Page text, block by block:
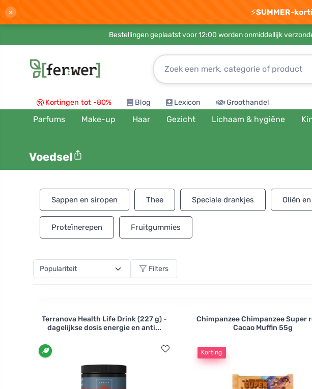
× ⚡SUMMER-
Bestellingen geplaatst voor 12:00 worden onmiddellijk
Kortingen tot -80% Blog Lexicon Groothandel
Parfums Make-up Haar Gezicht Lichaam & hygiëne
Voedsel
Sappen en siropen Thee Speciale drankjes Oliën
Proteïnerepen Fruitgummies
Filters
Terranova Health Life Drink (227 g) -
dagelijkse dosis energie en anti...
Chimpanzee Chimpanzee Super
Cacao Muffin 55g
Korting